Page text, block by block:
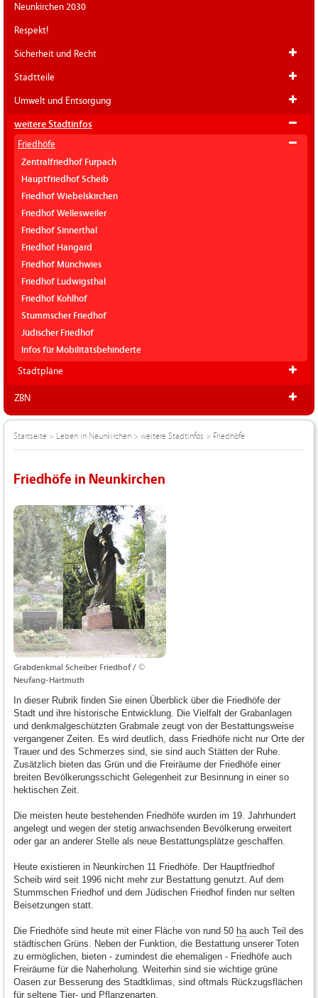
Neunkirchen 2030
Respekt!
Sicherheit und Recht
Stadtteile
Umwelt und Entsorgung
weitere Stadtinfos
Friedhöfe
Zentralfriedhof Furpach
Hauptfriedhof Scheib
Friedhof Wiebelskirchen
Friedhof Wellesweiler
Friedhof Sinnerthal
Friedhof Hangard
Friedhof Münchwies
Friedhof Ludwigsthal
Friedhof Kohlhof
Stummscher Friedhof
Jüdischer Friedhof
Infos für Mobilitätsbehinderte
Stadtpläne
ZBN
Startseite > Leben in Neunkirchen > weitere Stadtinfos > Friedhöfe
Friedhöfe in Neunkirchen
Grabdenkmal Scheiber Friedhof / ©
Neufang-Hartmuth
In dieser Rubrik finden Sie einen Überblick über die Friedhöfe der
Stadt und ihre historische Entwicklung. Die Vielfalt der Grabanlagen
und denkmalgeschützten Grabmale zeugt von der Bestattungsweise
vergangener Zeiten. Es wird deutlich, dass Friedhöfe nicht nur Orte der
Trauer und des Schmerzes sind, sie sind auch Stätten der Ruhe.
Zusätzlich bieten das Grün und die Freiräume der Friedhöfe einer
breiten Bevölkerungsschicht Gelegenheit zur Besinnung in einer so
hektischen Zeit.
Die meisten heute bestehenden Friedhöfe wurden im 19. Jahrhundert
angelegt und wegen der stetig anwachsenden Bevölkerung erweitert
oder gar an anderer Stelle als neue Bestattungsplätze geschaffen.
Heute existieren in Neunkirchen 11 Friedhöfe. Der Hauptfriedhof
Scheib wird seit 1996 nicht mehr zur Bestattung genutzt. Auf dem
Stummschen Friedhof und dem Jüdischen Friedhof finden nur selten
Beisetzungen statt.
Die Friedhöfe sind heute mit einer Fläche von rund 50 ha auch Teil des
städtischen Grüns. Neben der Funktion, die Bestattung unserer Toten
zu ermöglichen, bieten - zumindest die ehemaligen - Friedhöfe auch
Freiräume für die Naherholung. Weiterhin sind sie wichtige grüne
Oasen zur Besserung des Stadtklimas, sind oftmals Rückzugsflächen
für seltene Tier- und Pflanzenarten.